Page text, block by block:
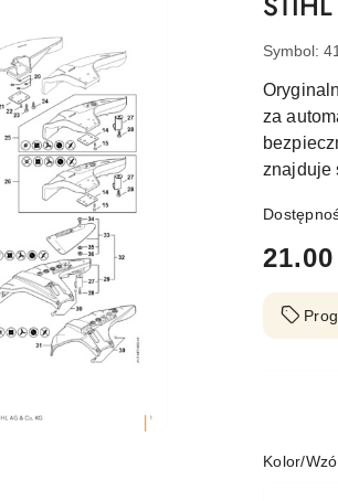
Symbol:
za
znajduje
cena:
21.00
Wariant
Kolor/